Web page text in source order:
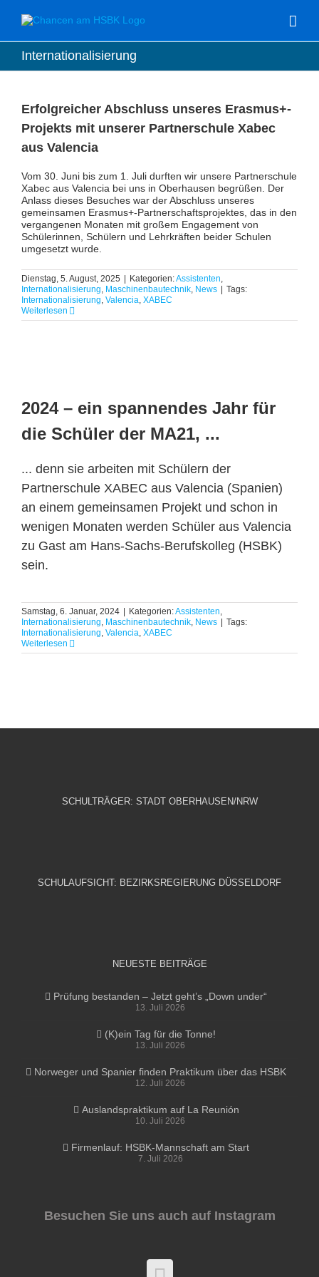
Inhalt
springen
Internationalisierung
Erfolgreicher Abschluss unseres Erasmus+-
Projekts mit unserer Partnerschule Xabec
aus Valencia
Vom 30. Juni bis zum 1. Juli durften wir unsere Partnerschule
Xabec aus Valencia bei uns in Oberhausen begrüßen. Der
Anlass dieses Besuches war der Abschluss unseres
gemeinsamen Erasmus+-Partnerschaftsprojektes, das in den
vergangenen Monaten mit großem Engagement von
Schülerinnen, Schülern und Lehrkräften beider Schulen
umgesetzt wurde.
Dienstag, 5. August, 2025 Kategorien:Assistenten,
Internationalisierung, Maschinenbautechnik, News
Tags:
Internationalisierung, Valencia, XABEC
Weiterlesen
2024 – ein spannendes Jahr für
die Schüler der MA21, ...
... denn sie arbeiten mit Schülern der
Partnerschule XABEC aus Valencia (Spanien)
an einem gemeinsamen Projekt und schon in
wenigen Monaten werden Schüler aus Valencia
zu Gast am Hans-Sachs-Berufskolleg (HSBK)
sein.
Samstag, 6. Januar, 2024 Kategorien:Assistenten,
Internationalisierung, Maschinenbautechnik, News
Tags:
Internationalisierung, Valencia, XABEC
Weiterlesen
SCHULTRÄGER: STADT OBERHAUSEN/NRW
SCHULAUFSICHT: BEZIRKSREGIERUNG DÜSSELDORF
NEUESTE BEITRÄGE
Prüfung bestanden – Jetzt geht’s „Down under“
13. Juli 2026
(K)ein Tag für die Tonne!
13. Juli 2026
Norweger und Spanier finden Praktikum über das HSBK
12. Juli 2026
Auslandspraktikum auf La Reunión
10. Juli 2026
Firmenlauf: HSBK-Mannschaft am Start
7. Juli 2026
Besuchen Sie uns auch auf Instagram